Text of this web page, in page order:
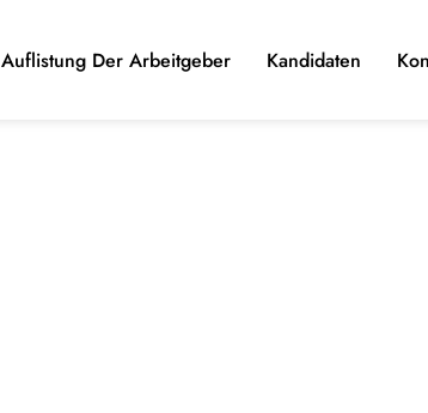
Auflistung Der Arbeitgeber Kandidaten